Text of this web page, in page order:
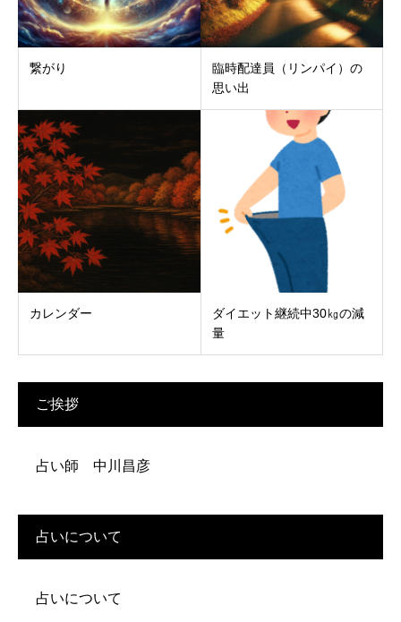
繋がり
臨時配達員（リンパイ）の
思い出
カレンダー
ダイエット継続中30㎏の減
量
ご挨拶
占い師 中川昌彦
占いについて
占いについて